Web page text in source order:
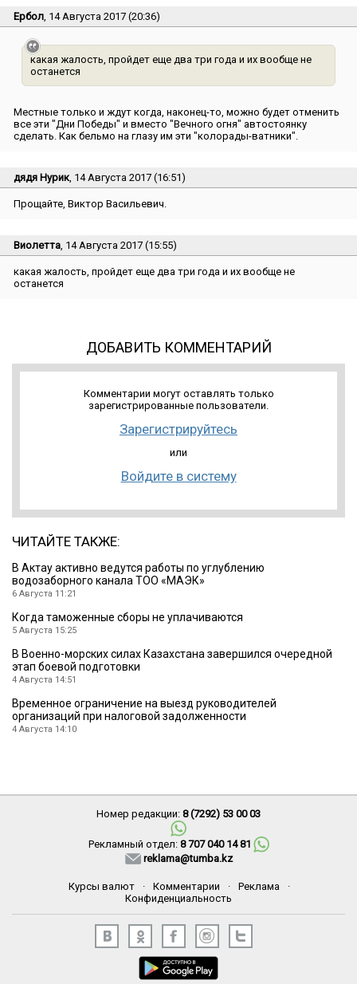
Ербол, 14 Августа 2017 (20:36)
какая жалость, пройдет еще два три года и их вообще не
останется
Местные только и ждут когда, наконец-то, можно будет отменить
все эти ″Дни Победы″ и вместо ″Вечного огня″ автостоянку
сделать. Как бельмо на глазу им эти ″колорады-ватники″.
дядя Нурик, 14 Августа 2017 (16:51)
Прощайте, Виктор Васильевич.
Виолетта, 14 Августа 2017 (15:55)
какая жалость, пройдет еще два три года и их вообще не
останется
ДОБАВИТЬ КОММЕНТАРИЙ
Комментарии могут оставлять только
зарегистрированные пользователи.
Зарегистрируйтесь
или
Войдите в систему
ЧИТАЙТЕ ТАКЖЕ:
В Актау активно ведутся работы по углублению
водозаборного канала ТОО «МАЭК»
6 Августа 11:21
Когда таможенные сборы не уплачиваются
5 Августа 15:25
В Военно-морских силах Казахстана завершился очередной
этап боевой подготовки
4 Августа 14:51
Временное ограничение на выезд руководителей
организаций при налоговой задолженности
4 Августа 14:10
Номер редакции: 8 (7292) 53 00 03
Рекламный отдел: 8 707 040 14 81
reklama@tumba.kz
Курсы валют · Комментарии · Реклама
·
Конфиденциальность